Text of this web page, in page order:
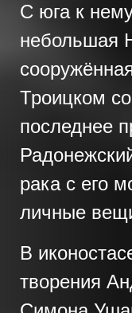
С юга к
небольшая
Троицком
последнее
рака с его
личные
В
творения